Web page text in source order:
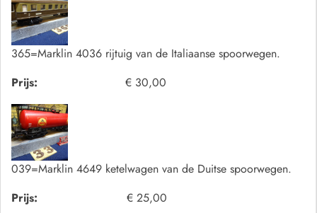
365=Marklin 4036 rijtuig van de Italiaanse spoorwegen.
Prijs:
€ 30,00
039=Marklin 4649 ketelwagen van de Duitse spoorwegen.
Prijs:
€ 25,00